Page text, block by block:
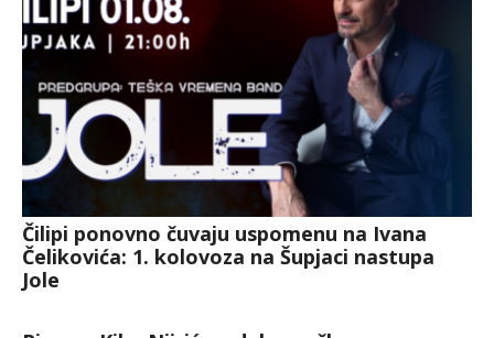
Čilipi ponovno čuvaju uspomenu na Ivana
Čelikovića: 1. kolovoza na Šupjaci nastupa
Jole